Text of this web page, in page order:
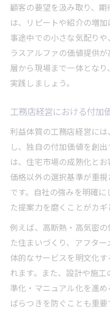
顧客の要望を汲み取り、
は、リピートや紹介の増
事途中での小さな気配り
ラスアルファの価値提供
層から現場まで一体とな
実践しましょう。
工務店経営における付加
利益体質の工務店経営に
し、独自の付加価値を創
は、住宅市場の成熟化とお
価格以外の選択基準が重
です。自社の強みを明確
た提案力を磨くことがカギ
例えば、高断熱・高気密
た住まいづくり、アフタ
体的なサービスを明文化
れます。また、設計や施
準化・マニュアル化を進
ばらつきを防ぐことも重要